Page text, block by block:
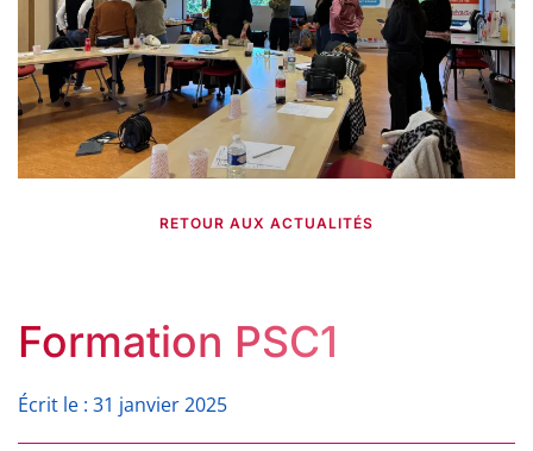
RETOUR AUX ACTUALITÉS
Formation PSC1
Écrit le : 31 janvier 2025